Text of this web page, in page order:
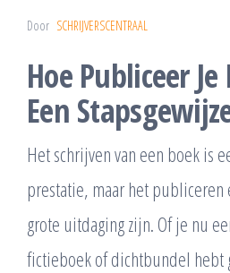
Door SCHRIJVERSCENTRAAL
Hoe Publiceer Je
Een
Het schrijven van een boek is
prestatie, maar het publiceren
grote uitdaging zijn. Of je nu
fictieboek of dichtbundel hebt